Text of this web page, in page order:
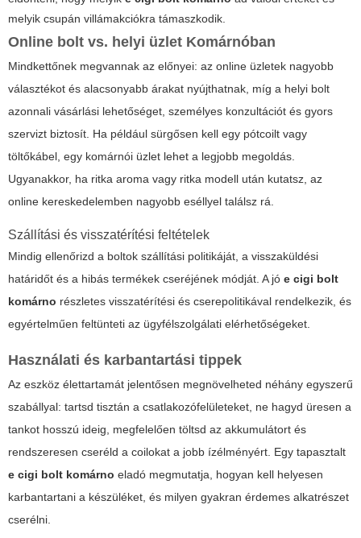
melyik csupán villámakciókra támaszkodik.
Online bolt vs. helyi üzlet Komárnóban
Mindkettőnek megvannak az előnyei: az online üzletek nagyobb
választékot és alacsonyabb árakat nyújthatnak, míg a helyi bolt
azonnali vásárlási lehetőséget, személyes konzultációt és gyors
szervizt biztosít. Ha például sürgősen kell egy pótcoilt vagy
töltőkábel, egy komárnói üzlet lehet a legjobb megoldás.
Ugyanakkor, ha ritka aroma vagy ritka modell után kutatsz, az
online kereskedelemben nagyobb eséllyel találsz rá.
Szállítási és visszatérítési feltételek
Mindig ellenőrizd a boltok szállítási politikáját, a visszaküldési
határidőt és a hibás termékek cseréjének módját. A jó e cigi bolt
komárno részletes visszatérítési és cserepolitikával rendelkezik, és
egyértelműen feltünteti az ügyfélszolgálati elérhetőségeket.
Használati és karbantartási tippek
Az eszköz élettartamát jelentősen megnövelheted néhány egyszerű
szabállyal: tartsd tisztán a csatlakozófelületeket, ne hagyd üresen a
tankot hosszú ideig, megfelelően töltsd az akkumulátort és
rendszeresen cseréld a coilokat a jobb ízélményért. Egy tapasztalt
e cigi bolt komárno eladó megmutatja, hogyan kell helyesen
karbantartani a készüléket, és milyen gyakran érdemes alkatrészet
cserélni.